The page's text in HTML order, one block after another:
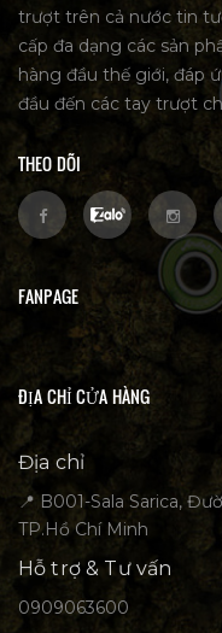
trượt trên cả nước tin
cấp đa dạng các sản
hàng đầu thế giới, đáp
đầu đến các tay trượt
THEO DÕI
FANPAGE
ĐỊA CHỈ CỬA HÀNG
Địa chỉ
📍 B001-Sala Sarica,
TP.Hồ Chí Minh
Hỗ trợ & Tư vấn
0909063600